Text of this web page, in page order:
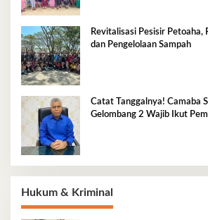
Revitalisasi Pesisir
dan Pengelolaan Sampah
Catat Tanggalnya! Camaba
Gelombang 2 Wajib Ikut
Hukum & Kriminal